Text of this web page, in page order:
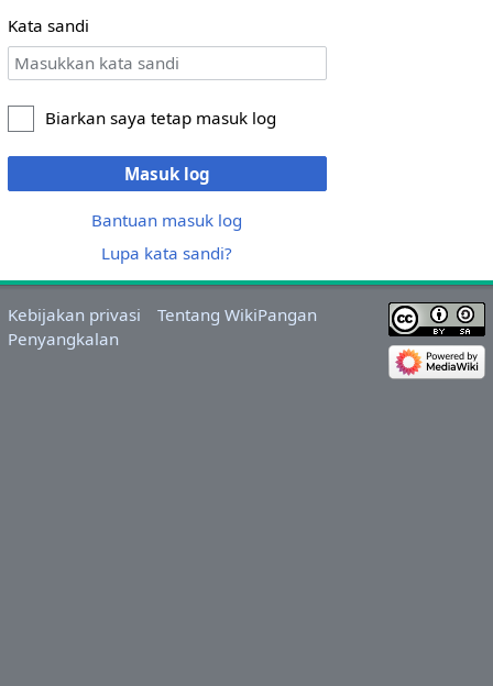
Kata sandi
Biarkan saya tetap masuk log
Masuk log
Bantuan masuk log
Lupa kata sandi?
Kebijakan privasi
Tentang WikiPangan
Penyangkalan